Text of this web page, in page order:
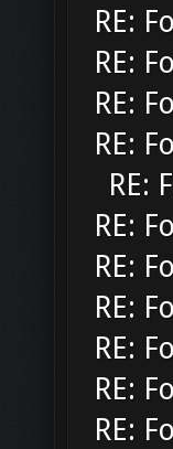
RE:
RE:
RE:
RE:
RE:
RE:
RE:
RE:
RE:
RE:
RE: